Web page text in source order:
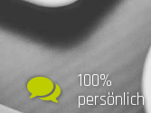
100%
persönlich